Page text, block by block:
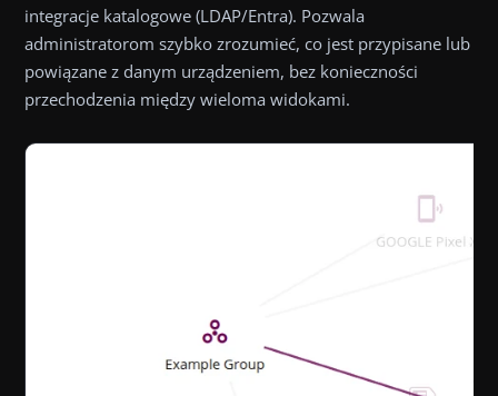
integracje katalogowe (LDAP/Entra). Pozwala
administratorom szybko zrozumieć, co jest przypisane lub
powiązane z danym urządzeniem, bez konieczności
przechodzenia między wieloma widokami.